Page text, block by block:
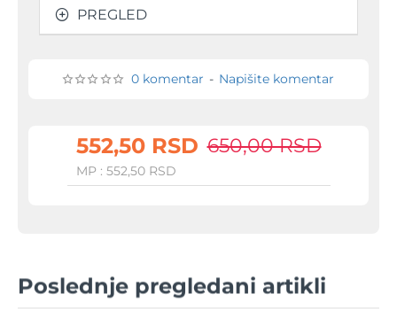
PREGLED
0 komentar - Napišite komentar
552,50 RSD 650,00 RSD
MP : 552,50 RSD
Poslednje pregledani artikli